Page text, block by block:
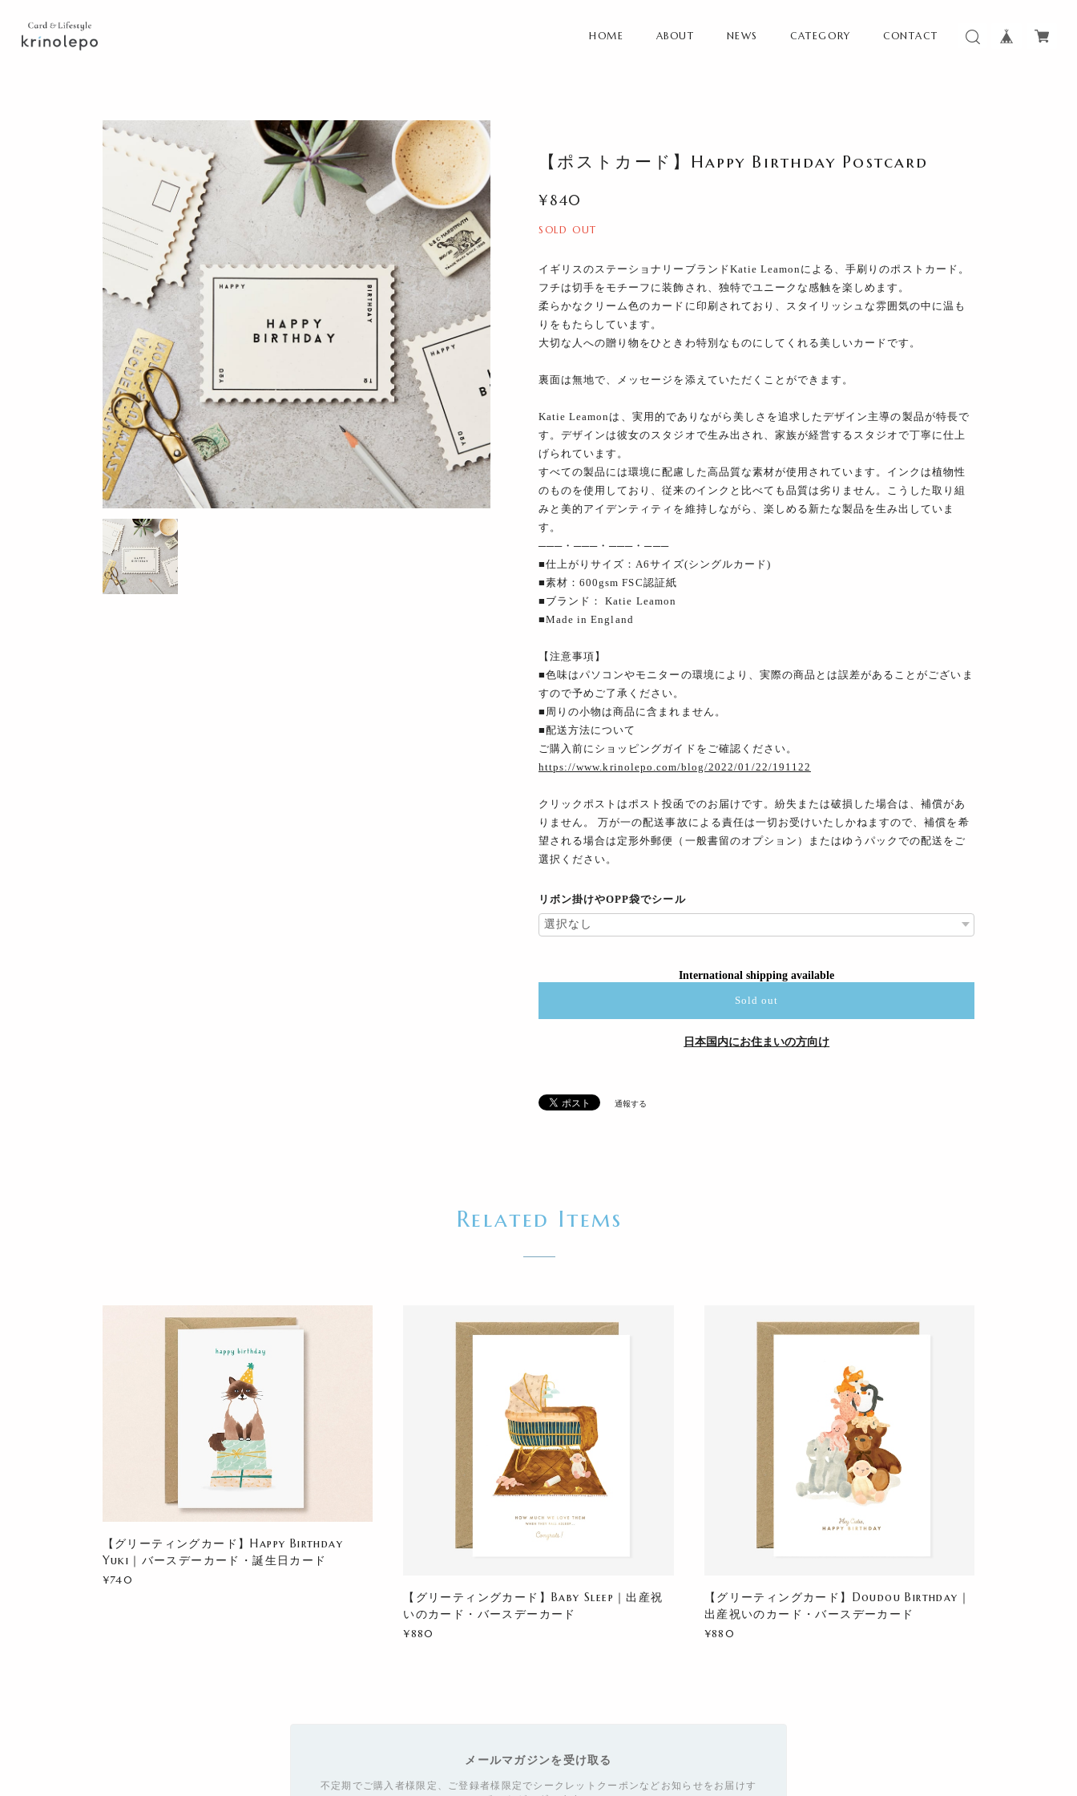
HOME ABOUT NEWS CATEGORY CONTACT
【ポストカード】Happy Birthday Postcard
¥840
SOLD OUT
イギリスのステーショナリーブランドKatie Leamonによる、手刷りのポストカード。
フチは切手をモチーフに装飾され、独特でユニークな感触を楽しめます。
柔らかなクリーム色のカードに印刷されており、スタイリッシュな雰囲気の中に温も
りをもたらしています。
大切な人への贈り物をひときわ特別なものにしてくれる美しいカードです。
裏面は無地で、メッセージを添えていただくことができます。
Katie Leamonは、実用的でありながら美しさを追求したデザイン主導の製品が特長で
す。デザインは彼女のスタジオで生み出され、家族が経営するスタジオで丁寧に仕上
げられています。
すべての製品には環境に配慮した高品質な素材が使用されています。インクは植物性
のものを使用しており、従来のインクと比べても品質は劣りません。こうした取り組
みと美的アイデンティティを維持しながら、楽しめる新たな製品を生み出していま
す。
───・───・───・───
■仕上がりサイズ：A6サイズ(シングルカード)
■素材：600gsm FSC認証紙
■ブランド： Katie Leamon
■Made in England
【注意事項】
■色味はパソコンやモニターの環境により、実際の商品とは誤差があることがございま
すので予めご了承ください。
■周りの小物は商品に含まれません。
■配送方法について
ご購入前にショッピングガイドをご確認ください。
https://www.krinolepo.com/blog/2022/01/22/191122
クリックポストはポスト投函でのお届けです。紛失または破損した場合は、補償があ
りません。 万が一の配送事故による責任は一切お受けいたしかねますので、補償を希
望される場合は定形外郵便（一般書留のオプション）またはゆうパックでの配送をご
選択ください。
リボン掛けやOPP袋でシール
International shipping available
Sold out
日本国内にお住まいの方向け
通報する
Related Items
【グリーティングカード】Happy Birthday
Yuki｜バースデーカード・誕生日カード
¥740
【グリーティングカード】Baby Sleep｜出産祝
いのカード・バースデーカード
¥880
【グリーティングカード】Doudou Birthday｜
出産祝いのカード・バースデーカード
¥880
メールマガジンを受け取る
不定期でご購入者様限定、ご登録者様限定でシークレットクーポンなどお知らせをお届けす